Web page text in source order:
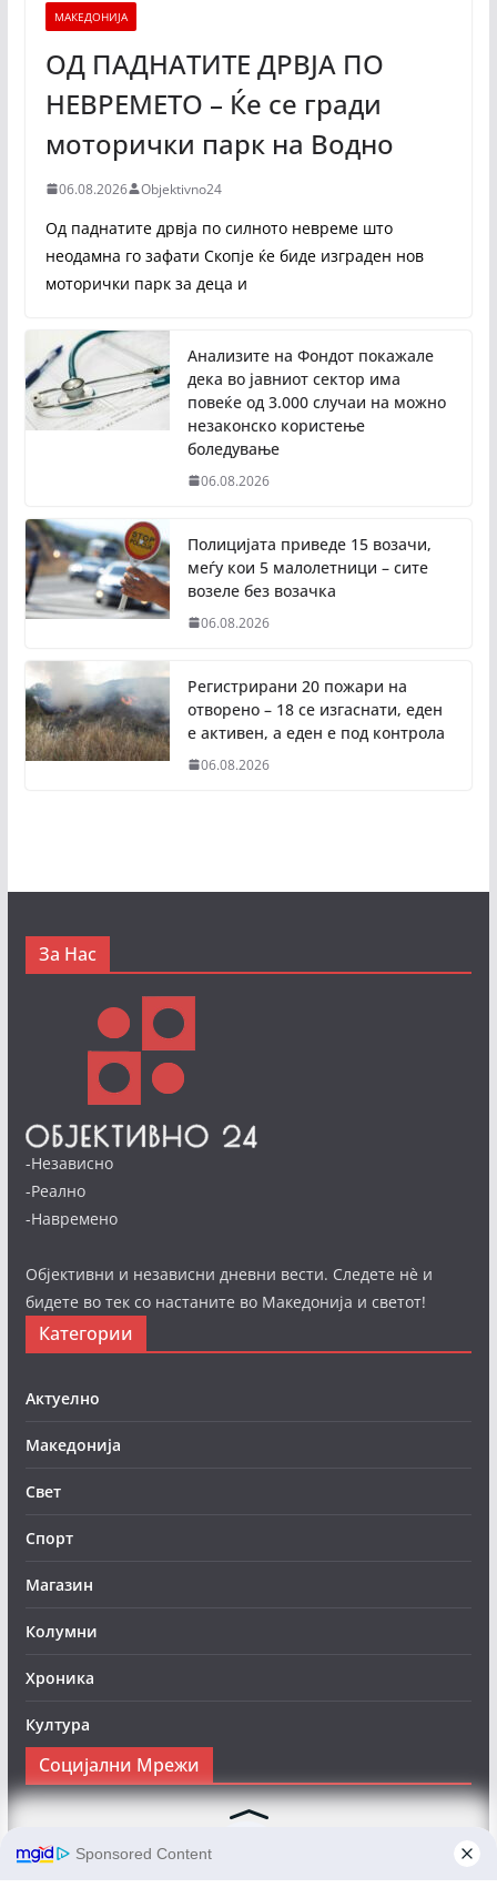
МАКЕДОНИЈА
ОД ПАДНАТИТЕ ДРВЈА ПО
НЕВРЕМЕТО – Ќе се гради
моторички парк на Водно
06.08.2026 Objektivno24
Од паднатите дрвја по силното невреме што
неодамна го зафати Скопје ќе биде изграден нов
моторички парк за деца и
Анализите на Фондот покажале
дека во јавниот сектор има
повеќе од 3.000 случаи на можно
незаконско користење
боледување
06.08.2026
Полицијата приведе 15 возачи,
меѓу кои 5 малолетници – сите
возеле без возачка
06.08.2026
Регистрирани 20 пожари на
отворено – 18 се изгаснати, еден
е активен, а еден е под контрола
06.08.2026
За Нас
-Независно
-Реално
-Навремено
Објективни и независни дневни вести. Следете нè и
бидете во тек со настаните во Македонија и светот!
Категории
Актуелно
Македонија
Свет
Спорт
Магазин
Колумни
Хроника
Култура
Социјални Мрежи